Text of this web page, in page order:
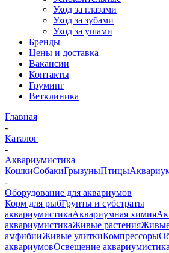
Уход за глазами
Уход за зубами
Уход за ушами
Бренды
Цены и доставка
Вакансии
Контакты
Груминг
Ветклиника
Главная
-
Каталог
-
Аквариумистика
КошкиСобакиГрызуныПтицы
-
Оборудование для аквариумов
Корм для рыбГрунты и субстраты
аквариумистикаАквариумная химия
аквариумистикаЖивые растения
амфибииЖивые улиткиКомпрессоры
аквариумовОсвещение аквариумистика